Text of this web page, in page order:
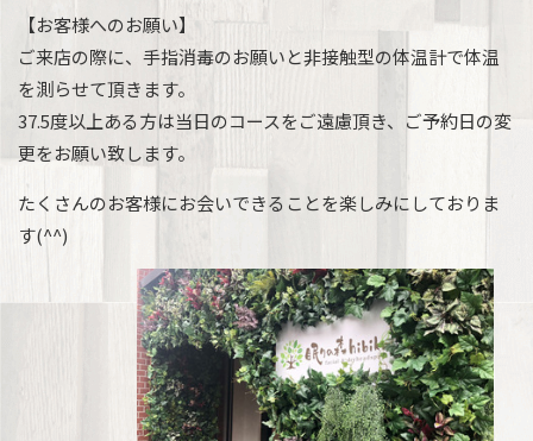
【お客様へのお願い】
ご来店の際に、手指消毒のお願いと非接触型の体温計で体温
を測らせて頂きます。
37.5度以上ある方は当日のコースをご遠慮頂き、ご予約日の変
更をお願い致します。
たくさんのお客様にお会いできることを楽しみにしておりま
す(^^)